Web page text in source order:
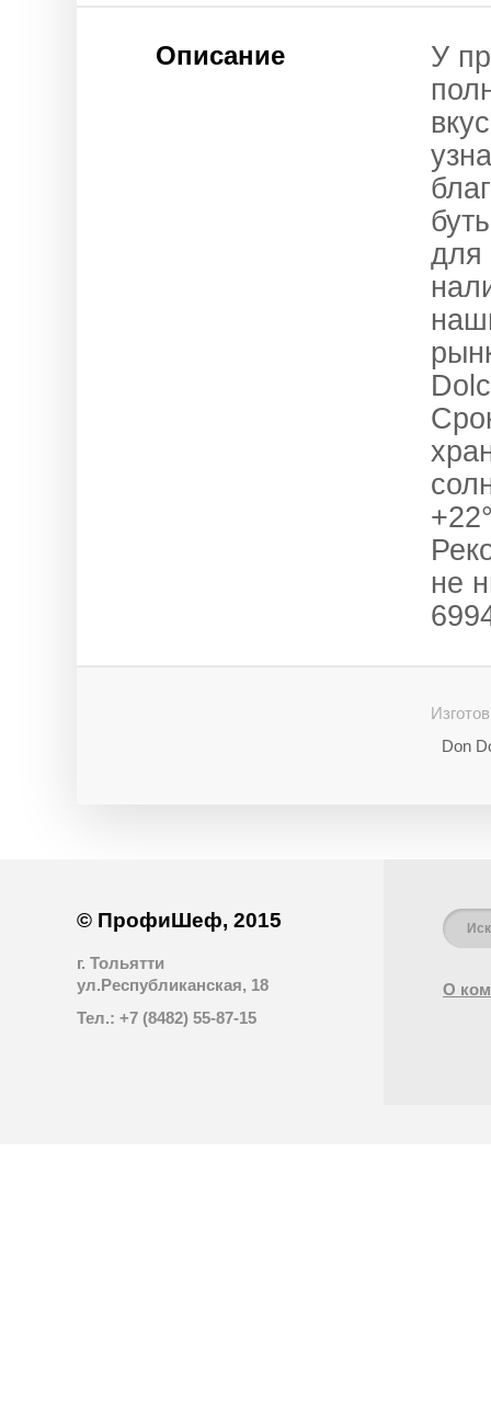
Описание
У
для
не
Don
© ПрофиШеф, 2015
г. Тольятти
ул.Республиканская, 18
Тел.: +7 (8482) 55-87-15
О